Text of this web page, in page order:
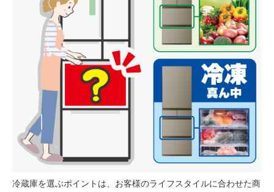
冷蔵庫を選ぶポイントは、お客様のライフスタイルに合わせた商